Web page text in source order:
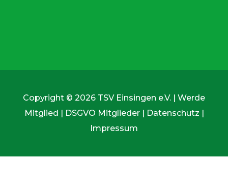
Copyright © 2026 TSV Einsingen e.V. | Werde
Mitglied | DSGVO Mitglieder| Datenschutz |
Impressum